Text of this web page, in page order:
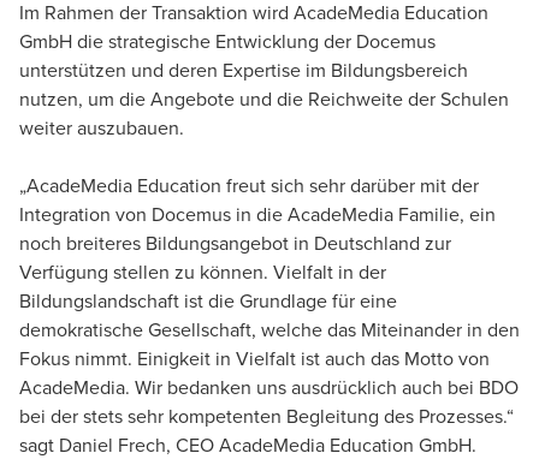
Im Rahmen der Transaktion wird AcadeMedia Education
GmbH die strategische Entwicklung der Docemus
unterstützen und deren Expertise im Bildungsbereich
nutzen, um die Angebote und die Reichweite der Schulen
weiter auszubauen.
„AcadeMedia Education freut sich sehr darüber mit der
Integration von Docemus in die AcadeMedia Familie, ein
noch breiteres Bildungsangebot in Deutschland zur
Verfügung stellen zu können. Vielfalt in der
Bildungslandschaft ist die Grundlage für eine
demokratische Gesellschaft, welche das Miteinander in den
Fokus nimmt. Einigkeit in Vielfalt ist auch das Motto von
AcadeMedia. Wir bedanken uns ausdrücklich auch bei BDO
bei der stets sehr kompetenten Begleitung des Prozesses.“
sagt Daniel Frech, CEO AcadeMedia Education GmbH.